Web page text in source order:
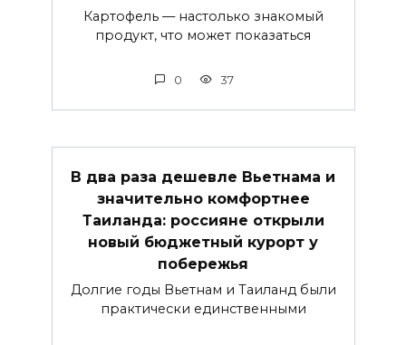
Картофель — настолько знакомый
продукт, что может показаться
0 37
В два раза дешевле Вьетнама и
значительно комфортнее
Таиланда: россияне открыли
новый бюджетный курорт у
побережья
Долгие годы Вьетнам и Таиланд были
практически единственными